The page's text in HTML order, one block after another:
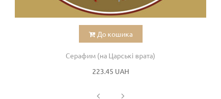
До кошика
Серафим (на Царські врата)
223.45 UAH